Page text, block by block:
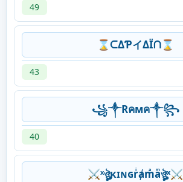
49
⌛ᑕΔƤイΔÏᑎ⌛
43
꧁༒Rคмค༒꧂
40
⚔ˣঔৣκɪɴɢrͥⱥmͣaͫঔৣˣ⚔